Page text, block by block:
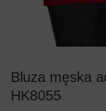
Bluza męska
HK8055